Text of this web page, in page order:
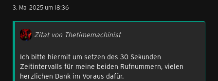
3. Mai 2025 um 18:36
Zitat von Thetimemachinist
Ich bitte hiermit um setzen des 30 Sekunden
Zeitintervalls für meine beiden Rufnummern, vielen
herzlichen Dank im Voraus dafür.